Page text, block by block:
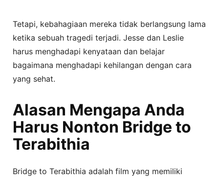
Tetapi, kebahagiaan mereka tidak berlangsung lama
ketika sebuah tragedi terjadi. Jesse dan Leslie
harus menghadapi kenyataan dan belajar
bagaimana menghadapi kehilangan dengan cara
yang sehat.
Alasan Mengapa Anda
Harus Nonton Bridge to
Terabithia
Bridge to Terabithia adalah film yang memiliki